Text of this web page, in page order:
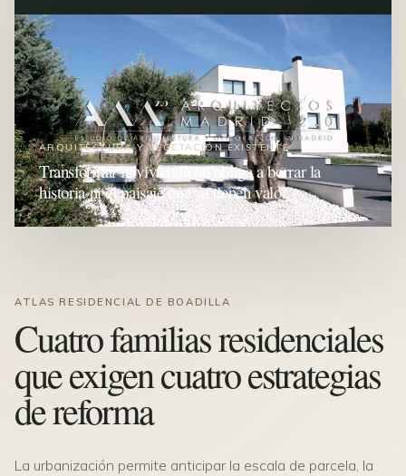
ARQUITECTURA Y VEGETACIÓN EXISTENTE
Transformar la vivienda no obliga a borrar la
historia ni el paisaje que ya tienen valor.
ATLAS RESIDENCIAL DE BOADILLA
Cuatro familias residenciales
que exigen cuatro estrategias
de reforma
La urbanización permite anticipar la escala de parcela, la